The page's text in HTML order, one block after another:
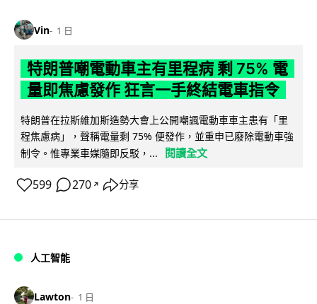
Vin 1 日
特朗普嘲電動車主有里程病 剩 75% 電
量即焦慮發作 狂言一手終結電車指令
特朗普在拉斯維加斯造勢大會上公開嘲諷電動車車主患有「里
程焦慮病」，聲稱電量剩 75% 便發作，並重申已廢除電動車強
制令。惟專業車媒隨即反駁，...
閱讀全文
599 270 ↗ 分享
人工智能
Lawton 1 日